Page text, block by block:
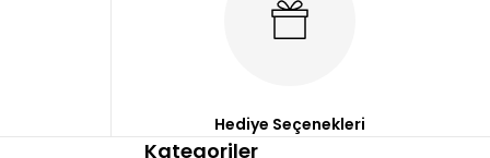
Hediye Seçenekleri
Kategoriler